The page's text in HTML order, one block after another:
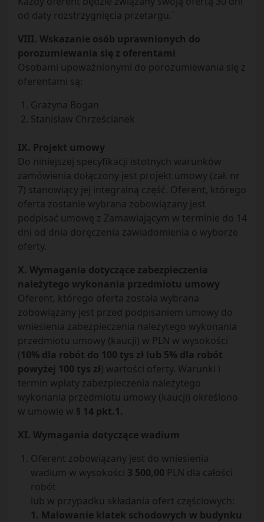
od daty rozstrzygnięcia przetargu.`
VIII. Wskazanie osób uprawnionych do
porozumiewania się z oferentami
Osobami upoważnionymi do porozumiewania się z
oferentami są:
Grażyna Bogan
Stanisław Chrześcianek
IX. Projekt umowy
Do niniejszej specyfikacji istotnych warunków
zamówienia dołączony jest projekt umowy (zał. nr
7) stanowiący jej integralną część. Oferent, którego
oferta zostanie wybrana zobowiązany jest
podpisać umowę z Zamawiającym w terminie do 14
dni od dnia doręczenia zawiadomienia o wyborze
oferty.
X. Wymagania dotyczące zabezpieczenia
należytego wykonania przedmiotu umowy
Oferent, którego oferta została wybrana
zobowiązany jest przed podpisaniem umowy do
wniesienia zabezpieczenia należytego wykonania
przedmiotu umowy (kaucji) w PLN w wysokości
(10% dla robót do 100 tys zł lub 5% dla robót
powyżej 100 tys zł) wartości oferty. Warunki i
termin wpłaty zabezpieczenia należytego
wykonania przedmiotu umowy (kaucji) określono
w umowie w § 14 pkt.1.
XI. Wymagania dotyczące wadium
Oferent zobowiązany jest do wniesienia
wadium w wysokości 3 500,00 PLN dla całości
robót
lub w przypadku składania ofert częściowych:
1. Malowanie klatek schodowych w budynku